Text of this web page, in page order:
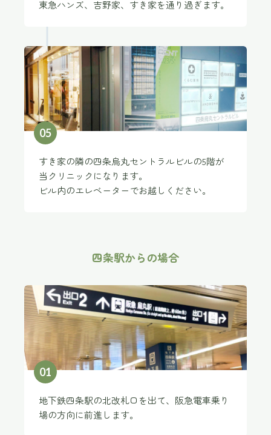
東急ハンズ、吉野家、すき家を通り過ぎます。
05
すき家の隣の四条烏丸セントラルビルの5階が
当クリニックになります。
ビル内のエレベーターでお越しください。
四条駅からの場合
01
地下鉄四条駅の北改札口を出て、阪急電車乗り
場の方向に前進します。